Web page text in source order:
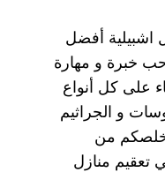
اشبيلية أفضل
خبرة و مهارة
على كل أنواع
و الجراثيم
من
تعقيم منازل